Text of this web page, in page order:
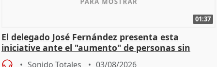
01:37
El delegado José Fernández presenta esta
iniciative ante el "aumento" de personas sin
hogar en Madri
Sonido Totales 03/08/2026